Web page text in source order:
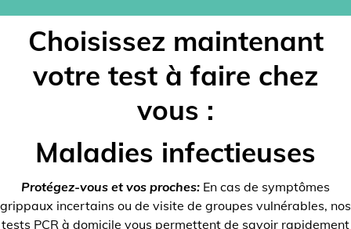
Choisissez maintenant
votre test à faire chez
vous :
Maladies infectieuses
Protégez-vous et vos proches: En cas de symptômes
grippaux incertains ou de visite de groupes vulnérables, nos
tests PCR à domicile vous permettent de savoir rapidement